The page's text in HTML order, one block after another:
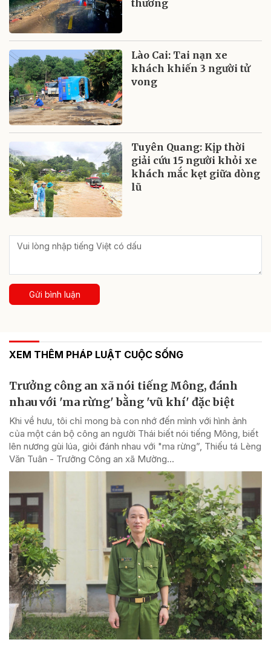
thương
Lào Cai: Tai nạn xe
khách khiến 3 người tử
vong
Tuyên Quang: Kịp thời
giải cứu 15 người khỏi xe
khách mắc kẹt giữa dòng
lũ
Gửi bình luận
XEM THÊM PHÁP LUẬT CUỘC SỐNG
Trưởng công an xã nói tiếng Mông, đánh
nhau với 'ma rừng' bằng 'vũ khí' đặc biệt
Khi về hưu, tôi chỉ mong bà con nhớ đến mình với hình ảnh
của một cán bộ công an người Thái biết nói tiếng Mông, biết
lên nương gùi lúa, giỏi đánh nhau với "ma rừng”, Thiếu tá Lèng
Văn Tuân - Trưởng Công an xã Mường...